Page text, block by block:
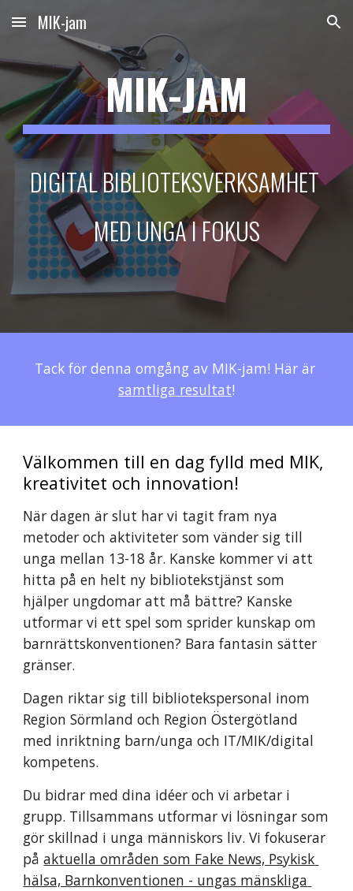
Skip to main content Skip to navigation
MIK-jam
MIK-JAM
DIGITAL BIBLIOTEKSVERKSAMHET
MED UNGA I FOKUS
Tack för denna omgång av MIK-jam! Här är
samtliga resultat!
Välkommen till en dag fylld med MIK,
kreativitet och innovation!
När dagen är slut har vi tagit fram nya
metoder och aktiviteter som vänder sig till
unga mellan 13-18 år. Kanske kommer vi att
hitta på en helt ny bibliotekstjänst som
hjälper ungdomar att må bättre? Kanske
utformar vi ett spel som sprider kunskap om
barnrättskonventionen? Bara fantasin sätter
gränser.
Dagen riktar sig till bibliotekspersonal inom
Region Sörmland och Region Östergötland
med inriktning barn/unga och IT/MIK/digital
kompetens.
Du bidrar med dina idéer och vi arbetar i
grupp. Tillsammans utformar vi lösningar som
gör skillnad i unga människors liv. Vi fokuserar
på aktuella områden som Fake News, Psykisk
hälsa, Barnkonventionen - ungas mänskliga